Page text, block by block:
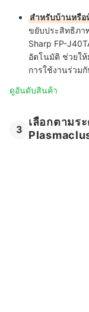
สำหรับบ้านหรื
ขยับประสิทธิภา
Sharp FP-
อัตโนมัติ ช่วยใ
การใช้งานร่วม
ดูอันดับสินค้า
3
เลือกตามร